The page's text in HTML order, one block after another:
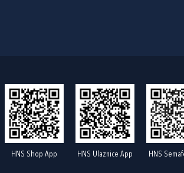
HNS Shop App HNS Ulaznice App HNS